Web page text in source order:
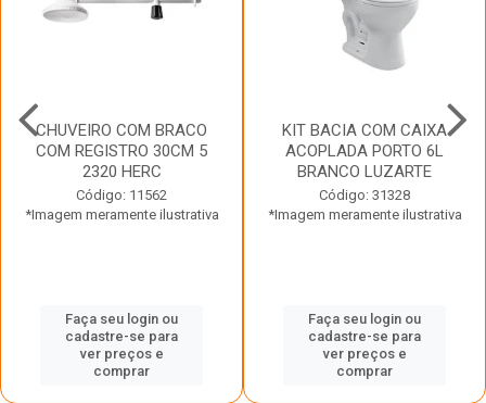
CHUVEIRO COM BRACO
COM REGISTRO 30CM 5
2320 HERC
Código: 11562
*Imagem meramente ilustrativa
Faça seu login ou
cadastre-se para
ver preços e
comprar
KIT BACIA COM CAIXA
ACOPLADA PORTO 6L
BRANCO LUZARTE
Código: 31328
*Imagem meramente ilustrativa
Faça seu login ou
cadastre-se para
ver preços e
comprar